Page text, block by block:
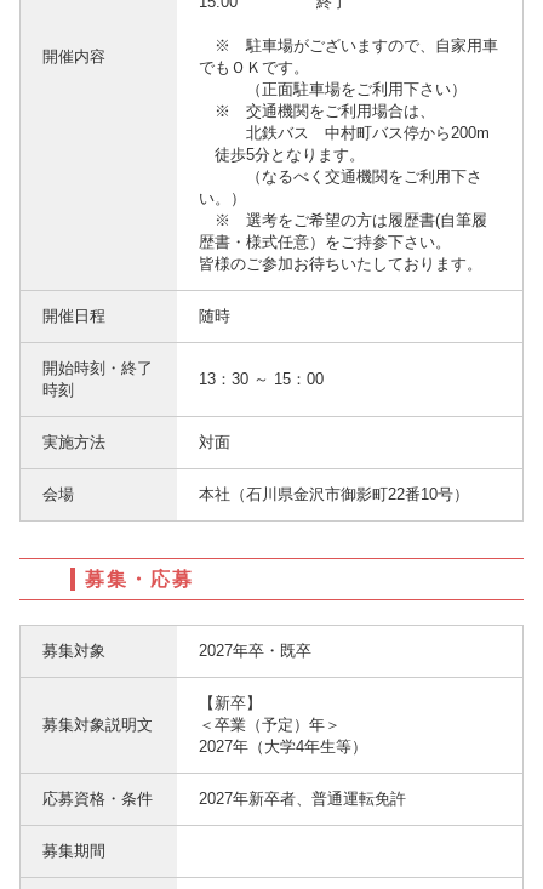
開催内容
※ 駐車場がございますので、自家用車
でもＯＫです。
（正面駐車場をご利用下さい）
※ 交通機関をご利用場合は、
北鉄バス 中村町バス停から200m
徒歩5分となります。
（なるべく交通機関をご利用下さ
い。）
※ 選考をご希望の方は履歴書(自筆履
歴書・様式任意）をご持参下さい。
皆様のご参加お待ちいたしております。
開催日程 随時
開始時刻・終了
時刻
13：30 ～ 15：00
実施方法 対面
会場 本社（石川県金沢市御影町22番10号）
募集・応募
募集対象 2027年卒・既卒
募集対象説明文
【新卒】
＜卒業（予定）年＞
2027年（大学4年生等）
応募資格・条件 2027年新卒者、普通運転免許
募集期間